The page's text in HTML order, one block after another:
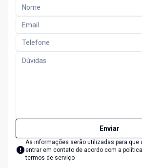
Enviar
As informações serão utilizadas para que
entrar em contato de acordo com a
termos de serviço